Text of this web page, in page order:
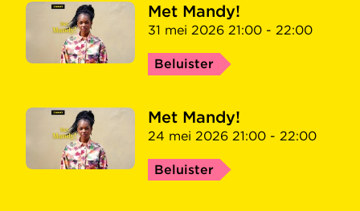
Met Mandy!
31 mei 2026 21:00 - 22:00
Beluister
Met Mandy!
24 mei 2026 21:00 - 22:00
Beluister